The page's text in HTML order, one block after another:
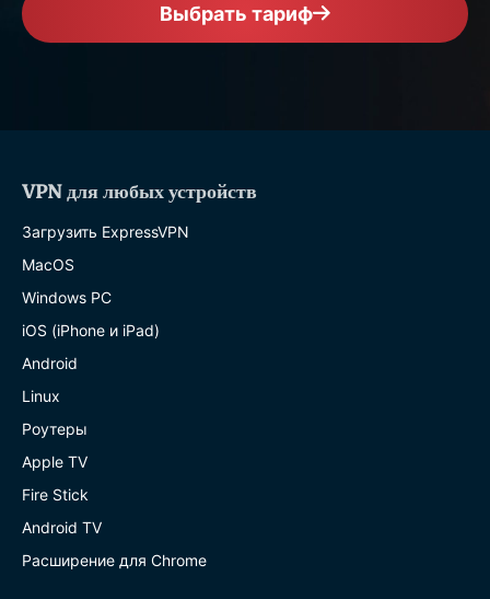
Выбрать тариф
VPN для любых устройств
Загрузить ExpressVPN
MacOS
Windows PC
iOS (iPhone и iPad)
Android
Linux
Роутеры
Apple TV
Fire Stick
Android TV
Расширение для Chrome